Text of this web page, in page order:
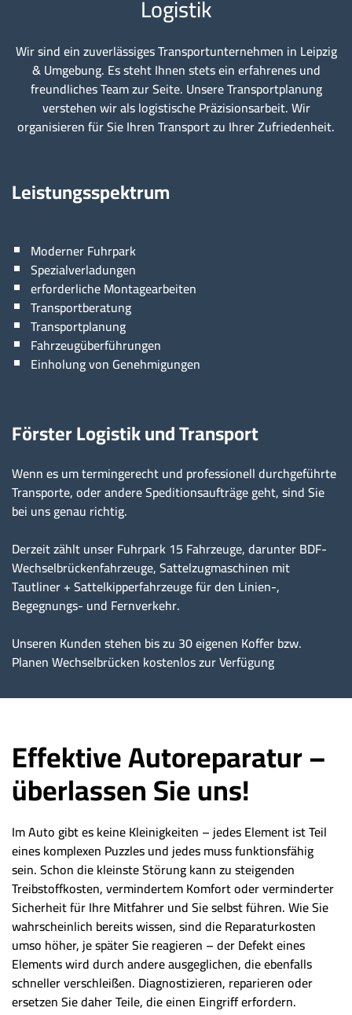
Logistik
Wir sind ein zuverlässiges Transportunternehmen in Leipzig
& Umgebung. Es steht Ihnen stets ein erfahrenes und
freundliches Team zur Seite. Unsere Transportplanung
verstehen wir als logistische Präzisionsarbeit. Wir
organisieren für Sie Ihren Transport zu Ihrer Zufriedenheit.
Leistungsspektrum
Moderner Fuhrpark
Spezialverladungen
erforderliche Montagearbeiten
Transportberatung
Transportplanung
Fahrzeugüberführungen
Einholung von Genehmigungen
Förster Logistik und Transport
Wenn es um termingerecht und professionell durchgeführte
Transporte, oder andere Speditionsaufträge geht, sind Sie
bei uns genau richtig.
Derzeit zählt unser Fuhrpark 15 Fahrzeuge, darunter BDF-
Wechselbrückenfahrzeuge, Sattelzugmaschinen mit
Tautliner + Sattelkipperfahrzeuge für den Linien-,
Begegnungs- und Fernverkehr.
Unseren Kunden stehen bis zu 30 eigenen Koffer bzw.
Planen Wechselbrücken kostenlos zur Verfügung
Effektive Autoreparatur –
überlassen Sie uns!
Im Auto gibt es keine Kleinigkeiten – jedes Element ist Teil
eines komplexen Puzzles und jedes muss funktionsfähig
sein. Schon die kleinste Störung kann zu steigenden
Treibstoffkosten, vermindertem Komfort oder verminderter
Sicherheit für Ihre Mitfahrer und Sie selbst führen. Wie Sie
wahrscheinlich bereits wissen, sind die Reparaturkosten
umso höher, je später Sie reagieren – der Defekt eines
Elements wird durch andere ausgeglichen, die ebenfalls
schneller verschleißen. Diagnostizieren, reparieren oder
ersetzen Sie daher Teile, die einen Eingriff erfordern.